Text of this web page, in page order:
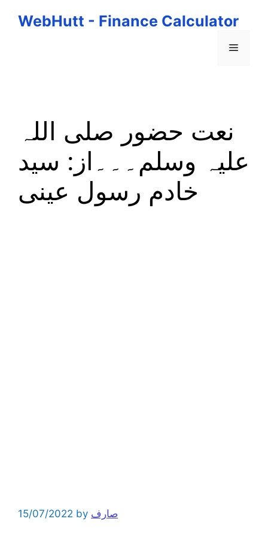
WebHutt - Finance Calculator
Menu
نعت حضور صلی اللہ
علیہ وسلم۔۔۔از: سید
خادم رسول عینی
15/07/2022 by صارف